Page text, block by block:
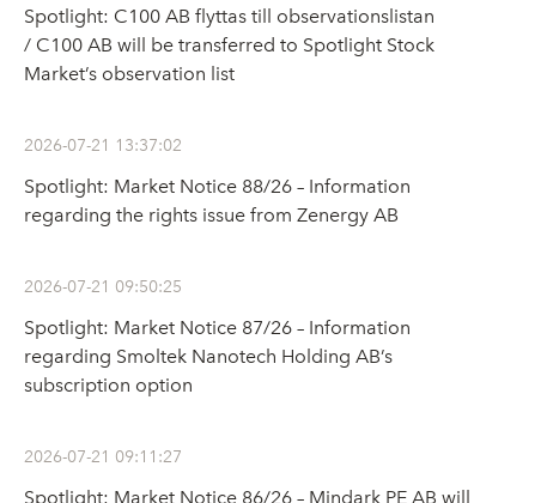
Spotlight: C100 AB flyttas till observationslistan
/ C100 AB will be transferred to Spotlight Stock
Market’s observation list
2026-07-21 13:37:02
Spotlight: Market Notice 88/26 – Information
regarding the rights issue from Zenergy AB
2026-07-21 09:50:25
Spotlight: Market Notice 87/26 – Information
regarding Smoltek Nanotech Holding AB’s
subscription option
2026-07-21 09:11:27
Spotlight: Market Notice 86/26 – Mindark PE AB will